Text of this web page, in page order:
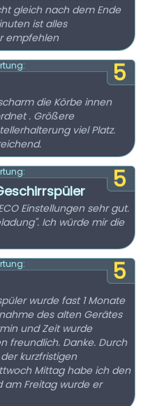
gleich nach dem Ende
ist alles
empfehlen
5
die Körbe innen
. Größere
viel Platz.
5
Einstellungen sehr gut.
Ich würde mir die
5
wurde fast 1 Monate
des alten Gerätes
und Zeit wurde
freundlich. Danke. Durch
kurzfristigen
Mittag habe ich den
am Freitag wurde er